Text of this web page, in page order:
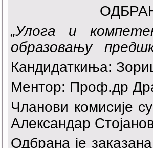
„Улога и
образовању
Кандидаткиња:
Ментор: Проф.др
Чланови комисије
Александар
Одбрана је